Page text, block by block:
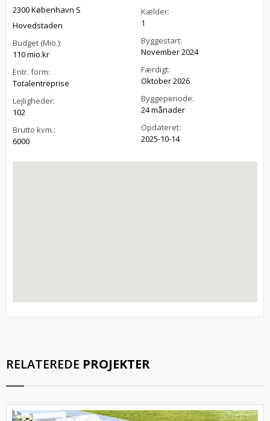
2300 København S
Hovedstaden
Budget (Mio.):
110 mio.kr
Entr. form:
Totalentreprise
Lejligheder:
102
Brutto kvm.:
6000
Kælder:
1
Byggestart:
November 2024
Færdigt:
Oktober 2026
Byggeperiode:
24 månader
Opdateret:
2025-10-14
RELATEREDE PROJEKTER